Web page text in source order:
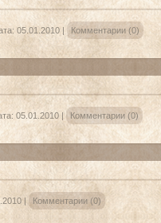
05.01.2010 | Комментарии (0)
05.01.2010 | Комментарии (0)
| Комментарии (0)